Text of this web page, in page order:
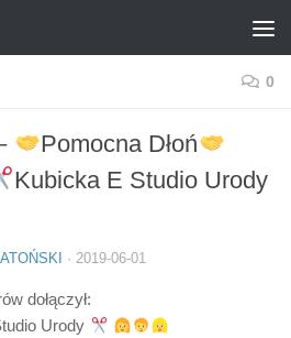
0
Pomocna Dłoń
Kubicka E Studio Urody
· 2019-06-01
dołączył:
Urody